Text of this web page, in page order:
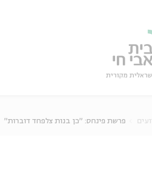
פרשת פינחס: "כן בנות צלפחד דוברות"